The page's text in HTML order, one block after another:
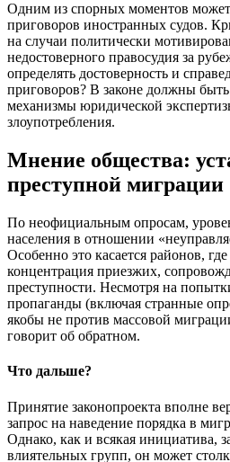
Одним из спорных моментов может
приговоров иностранных судов.
на случаи политически
недостоверного правосудия за
определять достоверность и
приговоров? В законе должны
механизмы юридической
злоупотребления.
Мнение общества:
преступной миграции
По неофициальным опросам,
населения в отношении
Особенно это касается районов,
концентрация приезжих,
преступности. Несмотря на
пропаганды (включая странные
якобы не против массовой
говорит об обратном.
Что дальше?
Принятие законопроекта вполне
запрос на наведение порядка в
Однако, как и всякая инициатива,
влиятельных групп, он может